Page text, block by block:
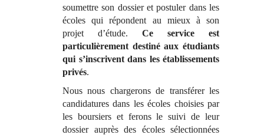
soumettre son dossier et postuler dans les
écoles qui répondent au mieux à son
projet d’étude. Ce service est
particulièrement destiné aux étudiants
qui s’inscrivent dans les établissements
privés.
Nous nous chargerons de transférer les
candidatures dans les écoles choisies par
les boursiers et ferons le suivi de leur
dossier auprès des écoles sélectionnées